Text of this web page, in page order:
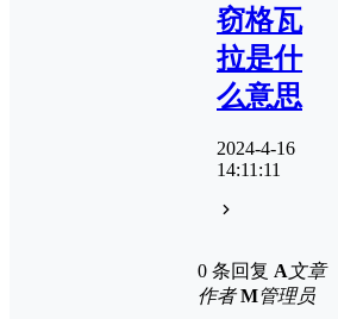
​窃格瓦
拉是什
么意思
2024-4-16
14:11:11
0 条回复 A文章
作者 M管理员